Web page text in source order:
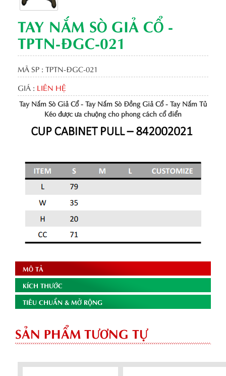
TAY NẮM SÒ GIẢ CỔ -
TPTN-ĐGC-021
MÃ SP : TPTN-ĐGC-021
GIÁ : LIÊN HỆ
Tay Nắm Sò Giả Cổ - Tay Nắm Sò Đồng Giả Cổ - Tay Nắm Tủ
Kéo được ưa chuộng cho phong cách cổ điển
MÔ TẢ
KÍCH THƯỚC
TIÊU CHUẨN & MỞ RỘNG
SẢN PHẨM TƯƠNG TỰ